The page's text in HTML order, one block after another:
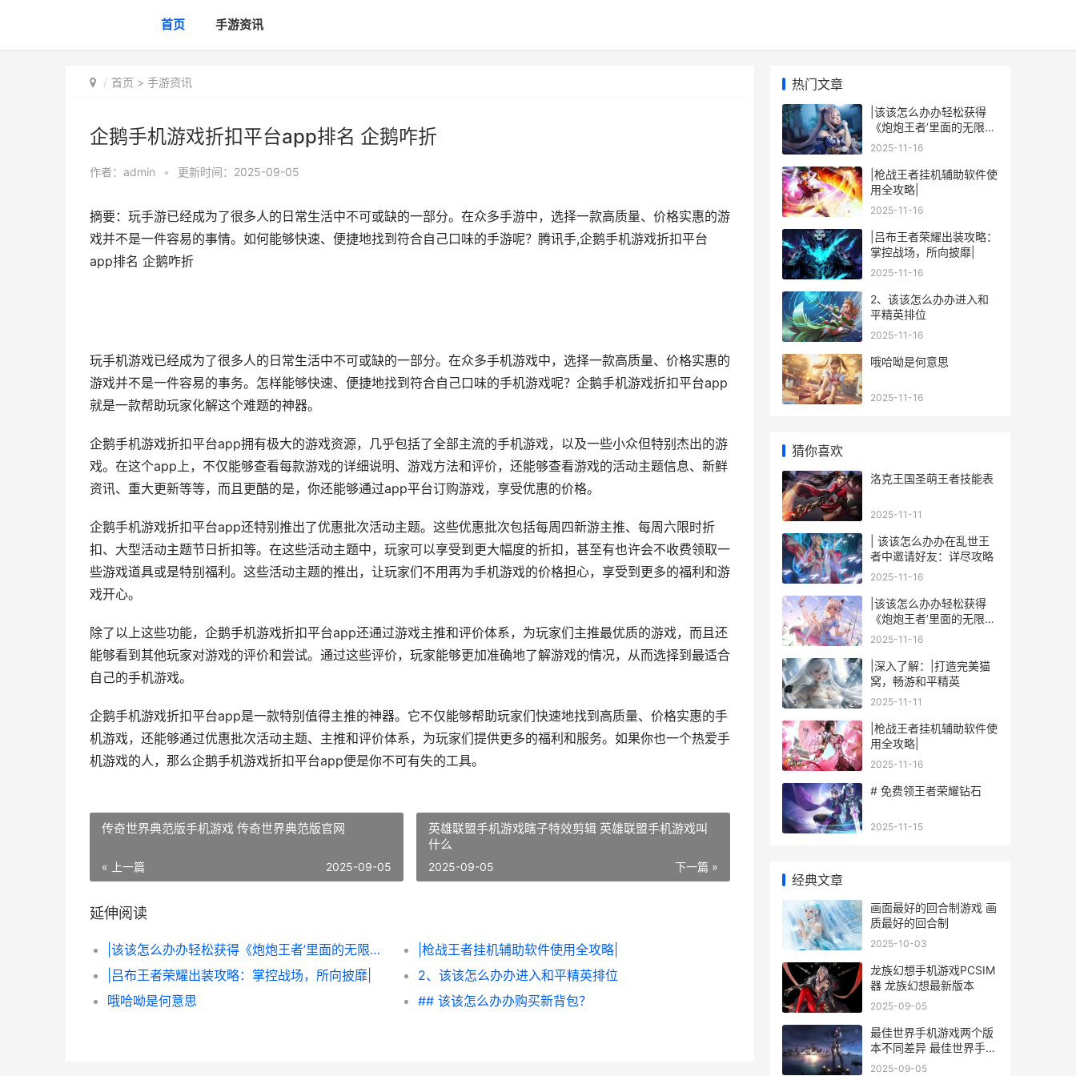
首页 手游资讯
首页 > 手游资讯
企鹅手机游戏折扣平台app排名 企鹅咋折
作者： admin • 更新时间：2025-09-05
摘要：玩手游已经成为了很多人的日常生活中不可或缺的一部分。在众多手游中，选择一款高质量、价格实惠的游
戏并不是一件容易的事情。如何能够快速、便捷地找到符合自己口味的手游呢？腾讯手,企鹅手机游戏折扣平台
app排名 企鹅咋折
玩手机游戏已经成为了很多人的日常生活中不可或缺的一部分。在众多手机游戏中，选择一款高质量、价格实惠的
游戏并不是一件容易的事务。怎样能够快速、便捷地找到符合自己口味的手机游戏呢？企鹅手机游戏折扣平台app
就是一款帮助玩家化解这个难题的神器。
企鹅手机游戏折扣平台app拥有极大的游戏资源，几乎包括了全部主流的手机游戏，以及一些小众但特别杰出的游
戏。在这个app上，不仅能够查看每款游戏的详细说明、游戏方法和评价，还能够查看游戏的活动主题信息、新鲜
资讯、重大更新等等，而且更酷的是，你还能够通过app平台订购游戏，享受优惠的价格。
企鹅手机游戏折扣平台app还特别推出了优惠批次活动主题。这些优惠批次包括每周四新游主推、每周六限时折
扣、大型活动主题节日折扣等。在这些活动主题中，玩家可以享受到更大幅度的折扣，甚至有也许会不收费领取一
些游戏道具或是特别福利。这些活动主题的推出，让玩家们不用再为手机游戏的价格担心，享受到更多的福利和游
戏开心。
除了以上这些功能，企鹅手机游戏折扣平台app还通过游戏主推和评价体系，为玩家们主推最优质的游戏，而且还
能够看到其他玩家对游戏的评价和尝试。通过这些评价，玩家能够更加准确地了解游戏的情况，从而选择到最适合
自己的手机游戏。
企鹅手机游戏折扣平台app是一款特别值得主推的神器。它不仅能够帮助玩家们快速地找到高质量、价格实惠的手
机游戏，还能够通过优惠批次活动主题、主推和评价体系，为玩家们提供更多的福利和服务。如果你也一个热爱手
机游戏的人，那么企鹅手机游戏折扣平台app便是你不可有失的工具。
传奇世界典范版手机游戏 传奇世界典范版官网
« 上一篇 2025-09-05
英雄联盟手机游戏瞎子特效剪辑 英雄联盟手机游戏叫
什么
下一篇 »
2025-09-05
延伸阅读
|该该怎么办办轻松获得《炮炮王者’里面的无限金币和星星|
|枪战王者挂机辅助软件使用全攻略|
|吕布王者荣耀出装攻略：掌控战场，所向披靡|
2、该该怎么办办进入和平精英排位
哦哈呦是何意思
## 该该怎么办办购买新背包？
热门文章
|该该怎么办办轻松获得
《炮炮王者’里面的无限金
币和星星|
2025-11-16
|枪战王者挂机辅助软件使
用全攻略|
2025-11-16
|吕布王者荣耀出装攻略：
掌控战场，所向披靡|
2025-11-16
2、该该怎么办办进入和
平精英排位
2025-11-16
哦哈呦是何意思
2025-11-16
猜你喜欢
洛克王国圣萌王者技能表
2025-11-11
| 该该怎么办办在乱世王
者中邀请好友：详尽攻略
2025-11-16
|该该怎么办办轻松获得
《炮炮王者’里面的无限金
币和星星|
2025-11-16
|深入了解：|打造完美猫
窝，畅游和平精英
2025-11-11
|枪战王者挂机辅助软件使
用全攻略|
2025-11-16
# 免费领王者荣耀钻石
2025-11-15
经典文章
画面最好的回合制游戏 画
质最好的回合制
2025-10-03
龙族幻想手机游戏PCSIM
器 龙族幻想最新版本
2025-09-05
最佳世界手机游戏两个版
本不同差异 最佳世界手机
游戏
2025-09-05